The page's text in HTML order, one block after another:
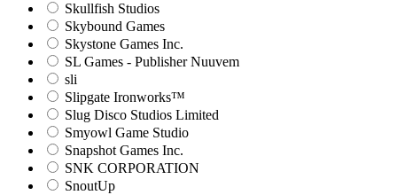
Skullfish Studios
Skybound Games
Skystone Games Inc.
SL Games - Publisher Nuuvem
sli
Slipgate Ironworks™
Slug Disco Studios Limited
Smyowl Game Studio
Snapshot Games Inc.
SNK CORPORATION
SnoutUp